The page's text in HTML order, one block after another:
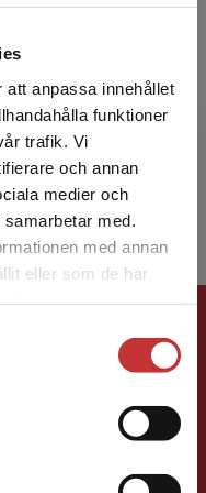
att anpassa innehållet
funktioner
trafik. Vi
och annan
medier och
med.
med annan
eller som de har
utanför Sverige.
Sverige. För
vid Lunds
om politisk
samt skrivit